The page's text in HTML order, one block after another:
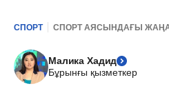
СПОРТ СПОРТ АЯСЫНДАҒЫ
Малика Хадид
Бұрынғы қызметкер